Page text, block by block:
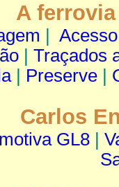
A
Acesso
| Traçados
| Preserve|
Carlos
GL8|